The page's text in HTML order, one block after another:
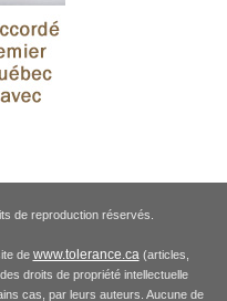
de reproduction réservés.
de www.tolerance.ca(articles,
droits de propriété intellectuelle
cas, par leurs auteurs. Aucune de